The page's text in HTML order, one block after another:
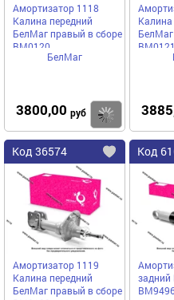
Амортизатор 1118
Калина передний
БелМаг правый в сборе
BM0120
БелМаг
3800,00 руб
Калина
BM0121
Код 36574
Амортизатор 1119
Калина передний
БелМаг правый в сборе
Код